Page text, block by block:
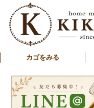
カゴをみる